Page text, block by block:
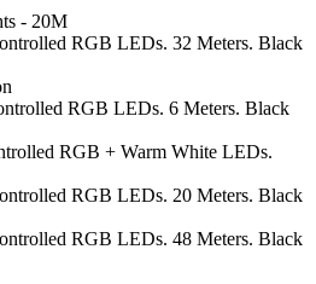
- 20M
RGB LEDs. 32 Meters. Black
RGB LEDs. 6 Meters. Black
RGB + Warm White LEDs.
RGB LEDs. 20 Meters. Black
RGB LEDs. 48 Meters. Black